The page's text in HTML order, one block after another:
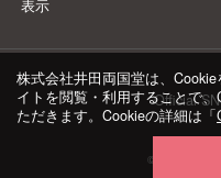
表示
Official
© 井田両国堂
株式会社井田両国堂は、
イトを閲覧・利用することで
ただきます。Cookieの詳細は「